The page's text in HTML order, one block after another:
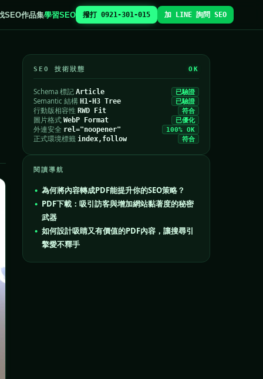
SEO作品集學習SEO 撥打 0921-301-015 加 LINE 詢問 SEO
SEO 技術狀態 OK
Schema 標記 Article 已驗證
Semantic 結構 H1-H3 Tree 已驗證
行動版相容性 RWD Fit 符合
圖片格式 WebP Format 已優化
外連安全 rel="noopener" 100% OK
正式環境標籤 index,follow 符合
閱讀導航
為何將內容轉成PDF能提升你的SEO策略？
PDF下載：吸引訪客與增加網站黏著度的秘密
武器
如何設計吸睛又有價值的PDF內容，讓搜尋引
擎愛不釋手